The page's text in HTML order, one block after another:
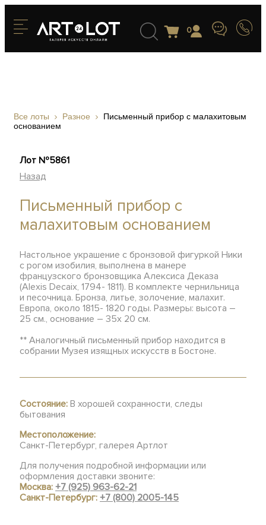
0
Все лоты Разное
Письменный прибор с малахитовым
основанием
Лот №5861
Назад
Письменный прибор с
малахитовым основанием
Настольное украшение с бронзовой фигуркой Ники
с рогом изобилия, выполнена в манере
французского бронзовщика Алексиса Деказа
(Alexis Decaix, 1794- 1811). В комплекте чернильница
и песочница. Бронза, литье, золочение, малахит.
Европа, около 1815- 1820 годы. Размеры: высота –
25 см., основание – 35х 20 см.
** Аналогичный письменный прибор находится в
собрании Музея изящных искусств в Бостоне.
Состояние: В хорошей сохранности, следы
бытования
Местоположение:
Санкт-Петербург, галерея Артлот
Для получения подробной информации или
оформления доставки звоните:
Москва:+7 (925) 963-62-21
Санкт-Петербург:+7 (800) 2005-145